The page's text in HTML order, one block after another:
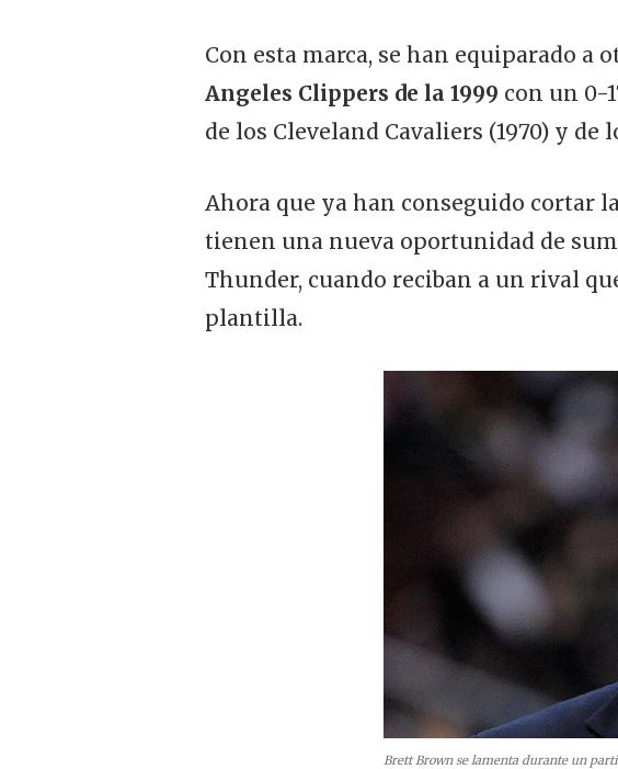
Con esta marca, se han equiparado a
Angeles Clippers de la 1999 con un 0-
de los Cleveland Cavaliers (1970) y de
Ahora que ya han conseguido cortar
tienen una nueva oportunidad de
Thunder, cuando reciban a un rival
plantilla.
Brett Brown se lamenta durante un